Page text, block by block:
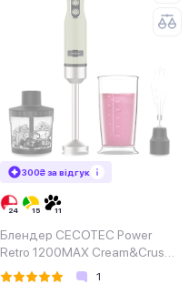
300₴ за відгук
Блендер CECOTEC Power
Retro 1200MAX Cream&Crush
Green
1